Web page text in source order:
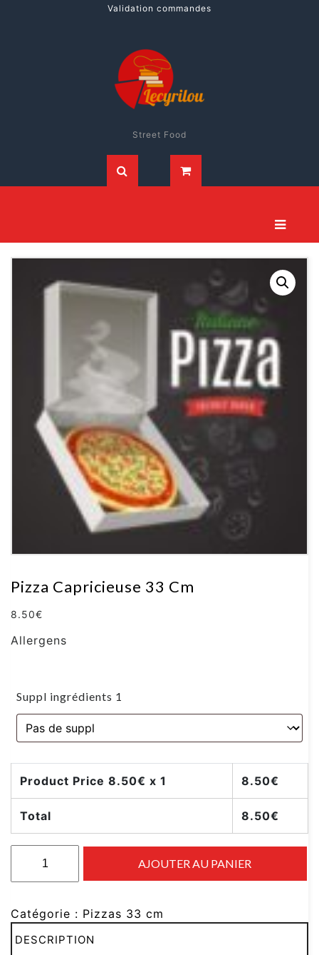
Validation commandes
Street Food
Pizza Capricieuse 33 Cm
8.50€
Allergens
Suppl ingrédients 1
Product Price 8.50€ x 1 8.50€
Total 8.50€
AJOUTER AU PANIER
Catégorie : Pizzas 33 cm
DESCRIPTION